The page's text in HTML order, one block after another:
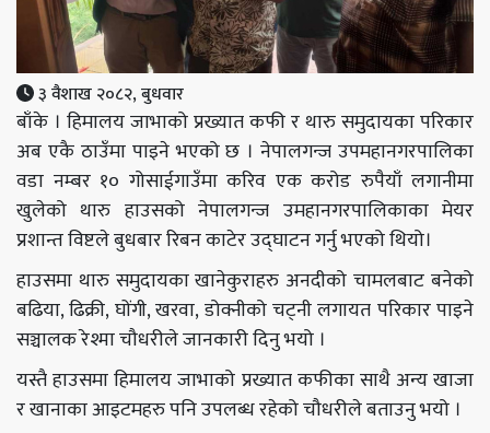
३ वैशाख २०८२, बुधवार
बाँके । हिमालय जाभाको प्रख्यात कफी र थारु समुदायका परिकार
अब एकै ठाउँमा पाइने भएको छ । नेपालगन्ज उपमहानगरपालिका
वडा नम्बर १० गोसाईगाउँमा करिव एक करोड रुपैयाँ लगानीमा
खुलेको थारु हाउसको नेपालगन्ज उमहानगरपालिकाका मेयर
प्रशान्त विष्टले बुधबार रिबन काटेर उद्घाटन गर्नु भएको थियो।
हाउसमा थारु समुदायका खानेकुराहरु अनदीको चामलबाट बनेको
बढिया, ढिक्री, घोंगी, खरवा, डोक्नीको चट्नी लगायत परिकार पाइने
सञ्चालक रेश्मा चौधरीले जानकारी दिनु भयो ।
यस्तै हाउसमा हिमालय जाभाको प्रख्यात कफीका साथै अन्य खाजा
र खानाका आइटमहरु पनि उपलब्ध रहेको चौधरीले बताउनु भयो ।